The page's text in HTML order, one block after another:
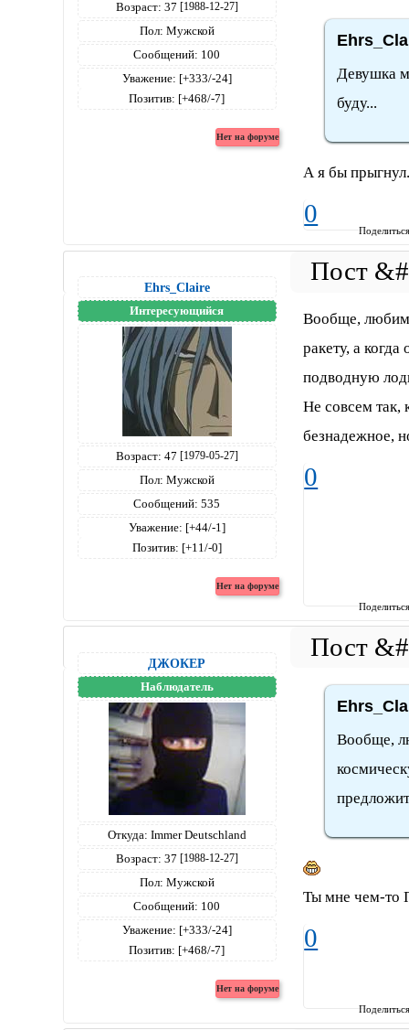
Возраст: 37 [1988-12-27]
Пол: Мужской
Сообщений: 100
Уважение: [+333/-24]
Позитив: [+468/-7]
Девушка
буду...
А я бы
0
Ehrs_Claire
Интересующийся
Возраст: 47 [1979-05-27]
Пол: Мужской
Сообщений: 535
Уважение: [+44/-1]
Позитив: [+11/-0]
Вообще,
ракету, а
подводную
Не совсем так,
безнадежное,
0
ДЖОКЕР
Наблюдатель
Откуда: Immer Deutschland
Возраст: 37 [1988-12-27]
Пол: Мужской
Сообщений: 100
Уважение: [+333/-24]
Позитив: [+468/-7]
Вообще,
Ты мне чем-то
0